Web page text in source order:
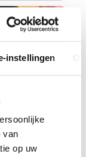
instellingen
van
op uw